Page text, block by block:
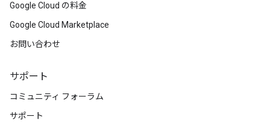
Google Cloud の料金
Google Cloud Marketplace
お問い合わせ
サポート
コミュニティ フォーラム
サポート